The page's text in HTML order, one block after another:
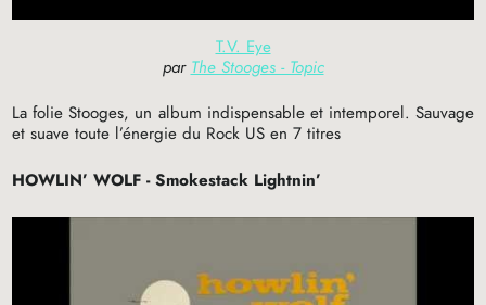
T.V. Eye
par The Stooges - Topic
La folie Stooges, un album indispensable et intemporel. Sauvage
et suave toute l’énergie du Rock US en 7 titres
HOWLIN’WOLF - Smokestack Lightnin’